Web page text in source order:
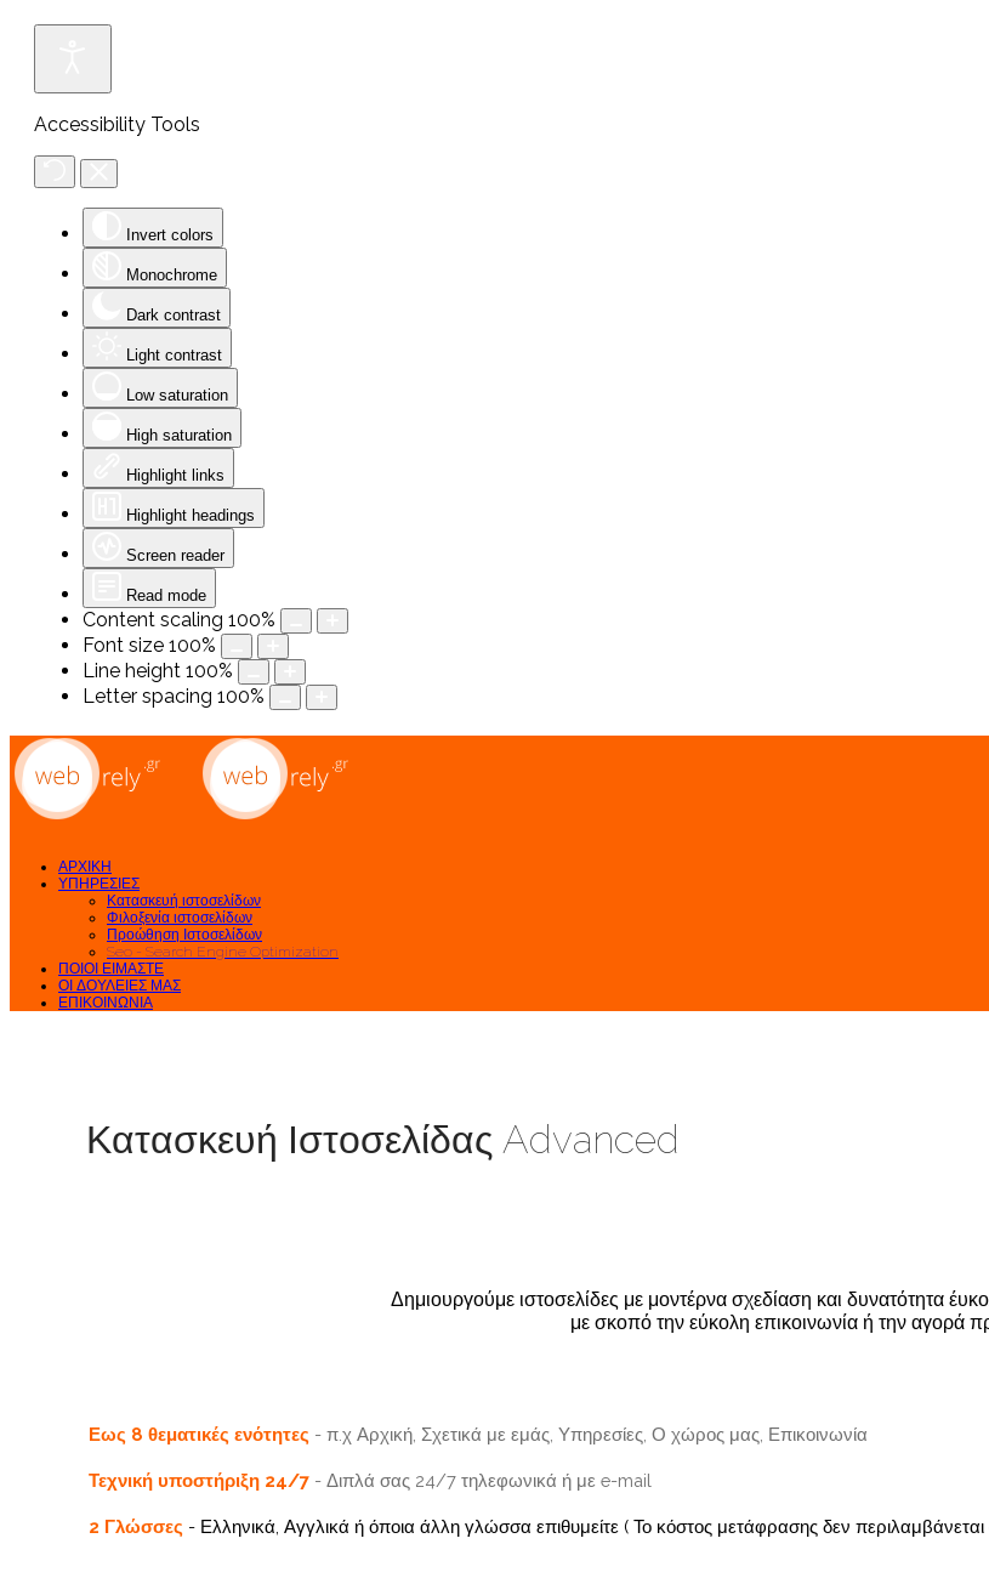
Accessibility Tools
Invert colors
Monochrome
Dark contrast
Light contrast
Low saturation
High saturation
Highlight links
Highlight headings
Screen reader
Read mode
Content scaling 100%
Font size 100%
Line height 100%
Letter spacing 100%
ΑΡΧΙΚΗ
ΥΠΗΡΕΣΙΕΣ
Κατασκευή ιστοσελίδων
Φιλοξενία ιστοσελίδων
Προώθηση Ιστοσελίδων
Seo - Search Engine Optimization
ΠΟΙΟΙ ΕΙΜΑΣΤΕ
ΟΙ ΔΟΥΛΕΙΕΣ ΜΑΣ
ΕΠΙΚΟΙΝΩΝΙΑ
Κατασκευή Ιστοσελίδας Advanced
Δημιουργούμε ιστοσελίδες με μοντέρνα σχεδίαση και δυνατότητα
με σκοπό την εύκολη επικοινωνία ή την αγορά
Εως 8 θεματικές ενότητες - π.χ Αρχική, Σχετικά με εμάς, Υπηρεσίες, Ο χώρος μας, Επικοινωνία
Τεχνική υποστήριξη 24/7 - Διπλά σας 24/7 τηλεφωνικά ή με e-mail
2 Γλώσσες - Ελληνικά, Αγγλικά ή όποια άλλη γλώσσα επιθυμείτε ( Το κόστος μετάφρασης δεν περιλαμβάνεται